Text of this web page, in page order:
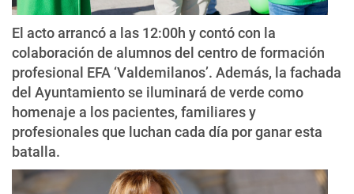
El acto arrancó a las 12:00h y contó con la
colaboración de alumnos del centro de formación
profesional EFA ‘Valdemilanos’. Además, la fachada
del Ayuntamiento se iluminará de verde como
homenaje a los pacientes, familiares y
profesionales que luchan cada día por ganar esta
batalla.